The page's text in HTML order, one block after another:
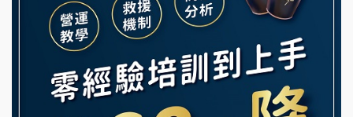
鮮茶道加盟說明會
【曉妍美妝】誠徵行政櫃檯
自助洗衣店誠徵代洗收送人員(台中市)
Mr.Wish加盟說明會
白鬍泡泡 BOHO POPO加盟說明會
雞咕雞咕加盟說明會